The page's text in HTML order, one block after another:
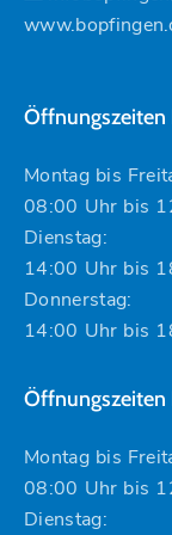
Öffnungszeiten
Montag bis
08:00 Uhr bis
Dienstag:
14:00 Uhr bis
Donnerstag:
14:00 Uhr bis
Öffnungszeiten
Montag bis
08:00 Uhr bis
Dienstag: